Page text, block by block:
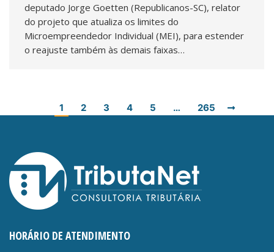
deputado Jorge Goetten (Republicanos-SC), relator
do projeto que atualiza os limites do
Microempreendedor Individual (MEI), para estender
o reajuste também às demais faixas…
1 2 3 4 5 … 265
HORÁRIO DE ATENDIMENTO